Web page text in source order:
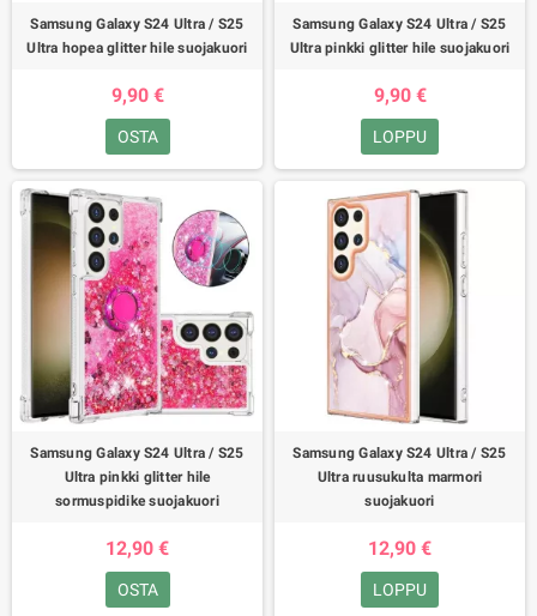
Samsung Galaxy S24 Ultra / S25
Ultra hopea glitter hile suojakuori
9,90 €
OSTA
Samsung Galaxy S24 Ultra / S25
Ultra pinkki glitter hile suojakuori
9,90 €
LOPPU
Samsung Galaxy S24 Ultra / S25
Ultra pinkki glitter hile
sormuspidike suojakuori
12,90 €
OSTA
Samsung Galaxy S24 Ultra / S25
Ultra ruusukulta marmori
suojakuori
12,90 €
LOPPU